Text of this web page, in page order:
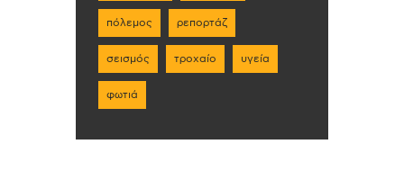
πόλεμος ρεπορτάζ
σεισμός τροχαίο υγεία
φωτιά